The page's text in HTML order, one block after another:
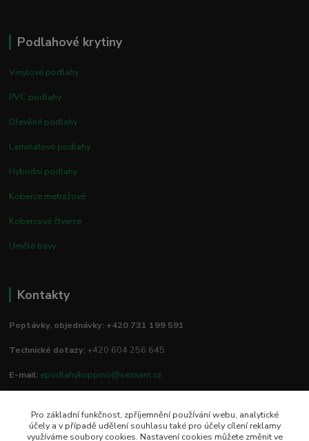
Podlahové krytiny
Vinylové podlahy
PVC podlahy
Dřevěné podlahy
Laminátové podlahy
Hybridní podlahy
Koberce metrážové
Kobercové čtverce
Umělé trávy
Kontakty
Poptávky, objednávky: +420 731 199 591
Technické dotazy:+420 604 256 645
E-mail: epodlahykoppino@seznam.cz
Prodejna/vzorkovna:
Studio Podlah
Pro základní funkčnost, zpříjemnění používání webu, analytické
účely a v případě udělení souhlasu také pro účely cílení reklamy
využíváme soubory cookies. Nastavení cookies můžete změnit ve